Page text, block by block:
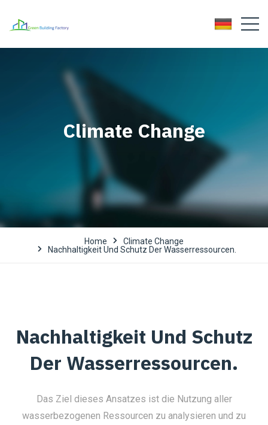
Climate Change
Home
Climate Change
Nachhaltigkeit Und Schutz Der Wasserressourcen.
Nachhaltigkeit Und Schutz
Der Wasserressourcen.
Das Ziel dieses Ansatzes ist die Nutzung aller
wasserbezogenen Ressourcen zu analysieren und zu